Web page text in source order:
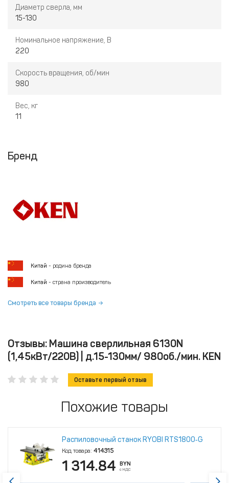
Диаметр сверла, мм
15-130
Номинальное напряжение, В
220
Скорость вращения, об/мин
980
Вес, кг
11
Бренд
Китай - родина бренда
Китай - страна производитель
Смотреть все товары бренда
Отзывы: Машина сверлильная 6130N
(1,45кВт/220В) | д.15-130мм/ 980об./мин. KEN
Оставьте первый отзыв
Похожие товары
Распиловочный станок RYOBI RTS1800‑G
Код товара: 414315
1 314.84 BYN
с НДС